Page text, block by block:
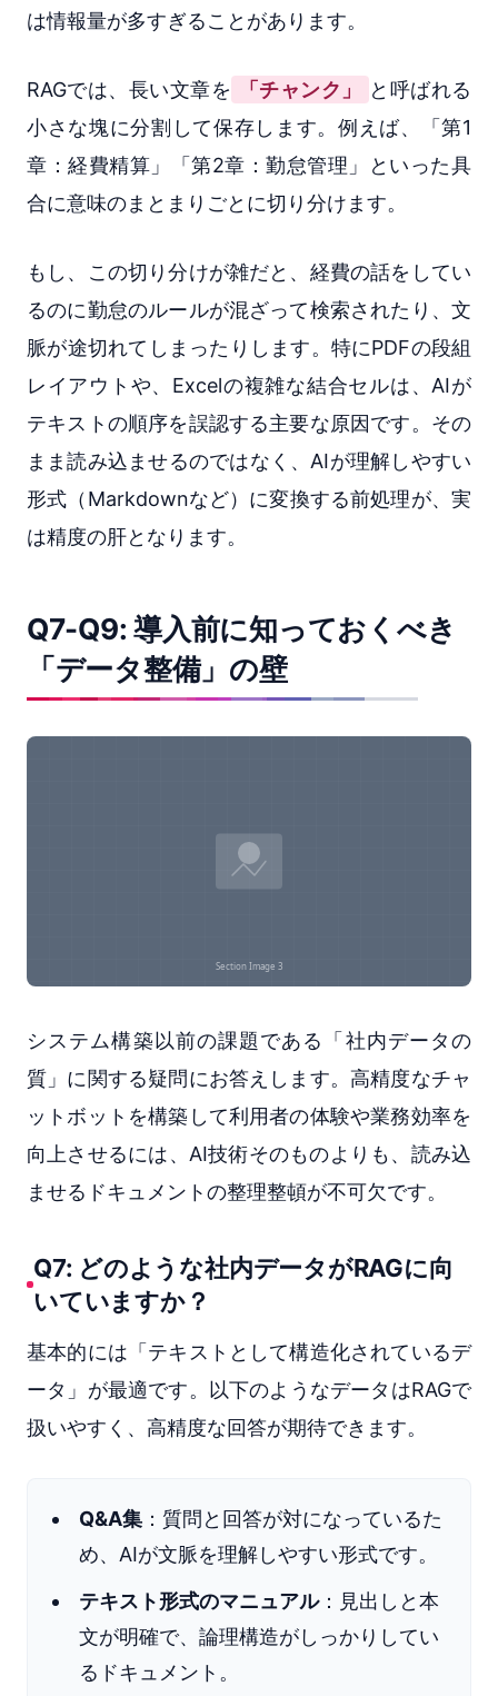
は情報量が多すぎることがあります。
RAGでは、長い文章を 「チャンク」
と呼ばれる
小さな塊に分割して保存します。例えば、「第1
章：経費精算」「第2章：勤怠管理」といった具
合に意味のまとまりごとに切り分けます。
もし、この切り分けが雑だと、経費の話をしてい
るのに勤怠のルールが混ざって検索されたり、文
脈が途切れてしまったりします。特にPDFの段組
レイアウトや、Excelの複雑な結合セルは、AIが
テキストの順序を誤認する主要な原因です。その
まま読み込ませるのではなく、AIが理解しやすい
形式（Markdownなど）に変換する前処理が、実
は精度の肝となります。
Q7-Q9: 導入前に知っておくべき
「データ整備」の壁
システム構築以前の課題である「社内データの
質」に関する疑問にお答えします。高精度なチャ
ットボットを構築して利用者の体験や業務効率を
向上させるには、AI技術そのものよりも、読み込
ませるドキュメントの整理整頓が不可欠です。
Q7: どのような社内データがRAGに向
いていますか？
基本的には「テキストとして構造化されているデ
ータ」が最適です。以下のようなデータはRAGで
扱いやすく、高精度な回答が期待できます。
Q&A集 ：質問と回答が対になっているた
め、AIが文脈を理解しやすい形式です。
テキスト形式のマニュアル：見出しと本
文が明確で、論理構造がしっかりしてい
るドキュメント。